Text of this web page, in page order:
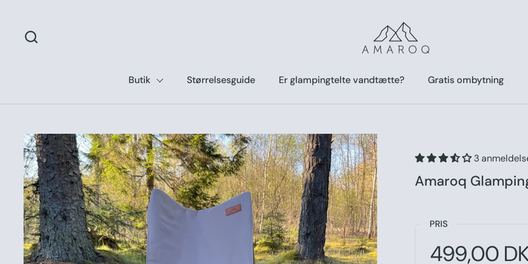
Butik Størrelsesguide Er glampingtelte vandtætte? Gratis ombytning
3
Amaroq
PRIS
Pris:
499,00
Normal pris: